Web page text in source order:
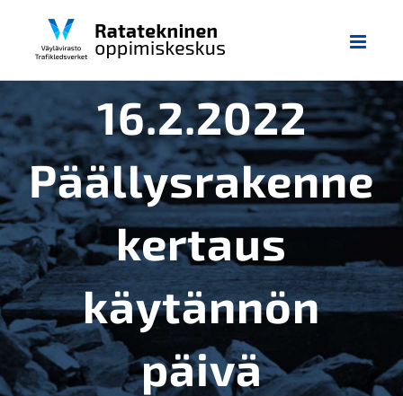
16.2.2022
Päällysrakenne
kertaus
käytännön
päivä